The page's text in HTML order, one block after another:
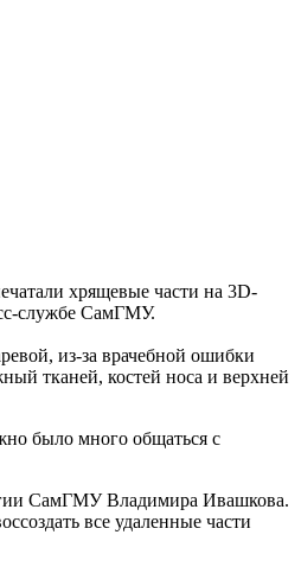
хрящевые части на 3D-
службе СамГМУ.
из-за врачебной ошибки
тканей, костей носа и верхней
было много общаться с
СамГМУ Владимира Ивашкова.
все удаленные части